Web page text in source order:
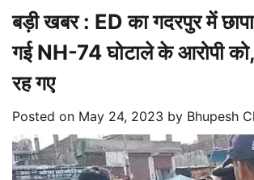
बड़ी खबर : ED का गदरपुर में
गई NH-74 घोटाले के आरोपी
रह गए
Posted on May 24, 2023 by Bhupesh